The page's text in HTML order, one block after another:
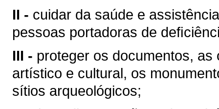
II - cuidar da saúde e
pessoas portadoras de
III - proteger os documentos,
artístico e cultural, os
sítios arqueológicos;